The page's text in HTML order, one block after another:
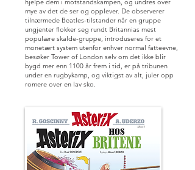
hjelpe dem i motstandskampen, og undres over
mye av det de ser og opplever. De observerer
tilnærmede Beatles-tilstander når en gruppe
ungjenter flokker seg rundt Britannias mest
populære skalde-gruppe, introduseres for et
monetært system utenfor enhver normal fatteevne,
besøker Tower of London selv om det ikke blir
bygd mer enn 1100 år frem i tid, er på tribunen
under en rugbykamp, og viktigst av alt, juler opp
romere over en lav sko.